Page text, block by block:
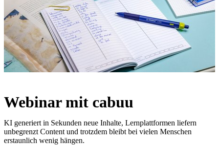
Webinar mit cabuu
KI generiert in Sekunden neue Inhalte, Lernplattformen liefern
unbegrenzt Content und trotzdem bleibt bei vielen Menschen
erstaunlich wenig hängen.